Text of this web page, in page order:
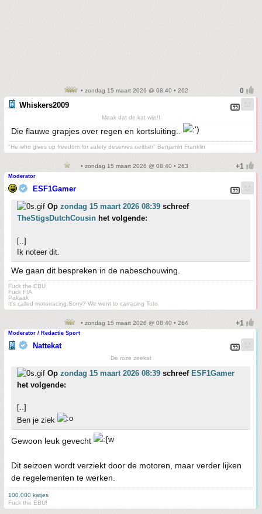
• zondag 15 maart 2026 @ 08:40 • 262
Whiskers2009
Maak dat de kat wijs!!
Die flauwe grapjes over regen en kortsluiting..
"He who gives up freedom for safety deserves neither" Benjamin Franklin
• zondag 15 maart 2026 @ 08:40 • 263
Moderator
ESF1Gamer
Op zondag 15 maart 2026 08:39 schreef
TheStigsDutchCousin het volgende:
[..]
Ik noteer dit.
We gaan dit bespreken in de nabeschouwing.
Fuck the EBU
Fuck FIA
Pakaak
It's called motorracing.Sorry? We went to carracing Toto
• zondag 15 maart 2026 @ 08:40 • 264
Moderator / Redactie Sport
Nattekat
De roze zeekat
Op zondag 15 maart 2026 08:39 schreef ESF1Gamer
het volgende:
[..]
Ben je ziek
Gewoon leuk gevecht
Dit seizoen wordt verziekt door de motoren, maar verder lijken
de regelementen te werken.
100.000 katjes
Fuck the EBU!